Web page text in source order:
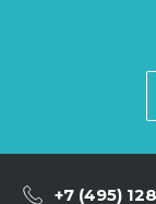
+7 (495)